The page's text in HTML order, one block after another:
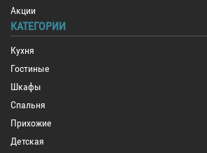
Акции
КАТЕГОРИИ
Кухня
Гостиные
Шкафы
Спальня
Прихожие
Детская